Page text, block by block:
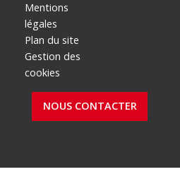
Mentions
légales
Plan du site
Gestion des
cookies
NOUS CONTACTER